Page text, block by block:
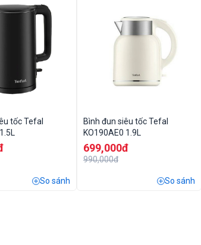
tốc Tefal
So sánh
Bình đun siêu tốc Tefal
KO190AE0 1.9L
699,000đ
990,000đ
So sánh